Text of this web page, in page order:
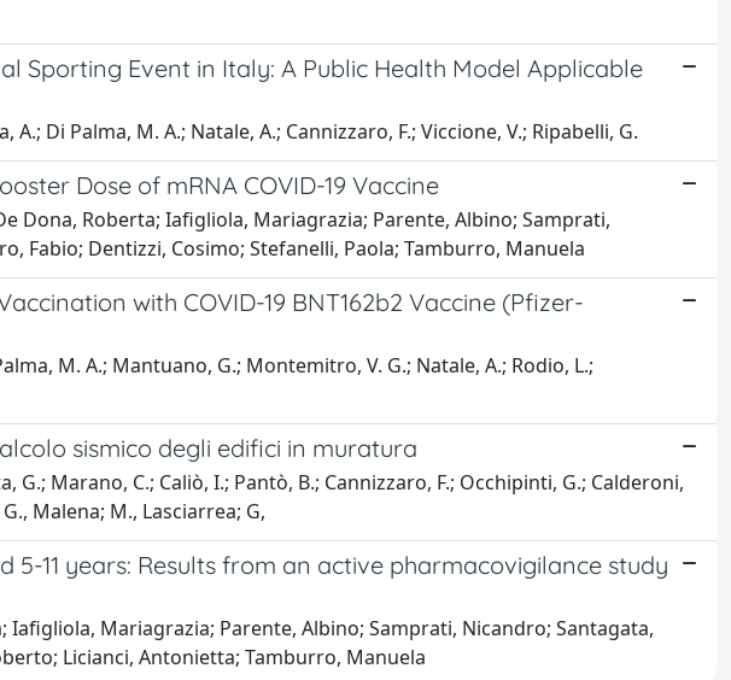
Sporting Event in Italy: A Public Health Model Applicable
Di Palma, M. A.; Natale, A.; Cannizzaro, F.; Viccione, V.; Ripabelli, G.
Dose of mRNA COVID-19 Vaccine
Dona, Roberta; Iafigliola, Mariagrazia; Parente, Albino; Samprati,
Fabio; Dentizzi, Cosimo; Stefanelli, Paola; Tamburro, Manuela
with COVID-19 BNT162b2 Vaccine (Pfizer-
M. A.; Mantuano, G.; Montemitro, V. G.; Natale, A.; Rodio, L.;
sismico degli edifici in muratura
G.; Marano, C.; Caliò, I.; Pantò, B.; Cannizzaro, F.; Occhipinti, G.; Calderoni,
Malena; M., Lasciarrea; G,
5-11 years: Results from an active pharmacovigilance study
Iafigliola, Mariagrazia; Parente, Albino; Samprati, Nicandro; Santagata,
Licianci, Antonietta; Tamburro, Manuela